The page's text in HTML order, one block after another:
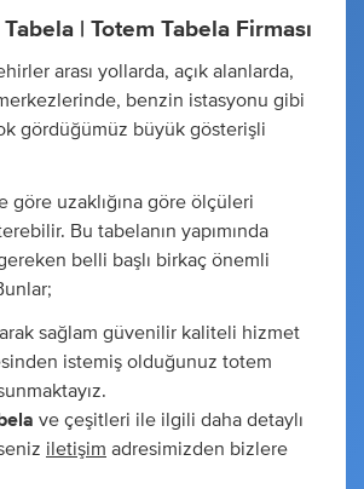
| Totem Tabela Firması
arası yollarda, açık alanlarda,
benzin istasyonu gibi
gördüğümüz büyük gösterişli
göre uzaklığına göre ölçüleri
Bu tabelanın yapımında
belli başlı birkaç önemli
sağlam güvenilir kaliteli hizmet
istemiş olduğunuz totem
ve çeşitleri ile ilgili daha detaylı
iletişim adresimizden bizlere